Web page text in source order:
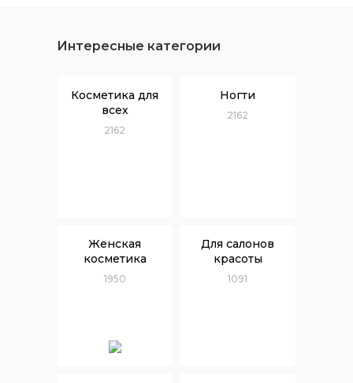
Интересные категории
Косметика для
всех
2162
Ногти
2162
Женская
косметика
1950
Для салонов
красоты
1091